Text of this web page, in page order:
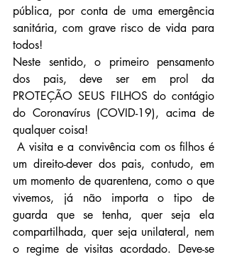
pública, por conta de uma emergência
sanitária, com grave risco de vida para
todos!
Neste sentido, o primeiro pensamento
dos pais, deve ser em prol da
PROTEÇÃO SEUS FILHOS do contágio
do Coronavírus (COVID-19), acima de
qualquer coisa!
A visita e a convivência com os filhos é
um direito-dever dos pais, contudo, em
um momento de quarentena, como o que
vivemos, já não importa o tipo de
guarda que se tenha, quer seja ela
compartilhada, quer seja unilateral, nem
o regime de visitas acordado. Deve-se